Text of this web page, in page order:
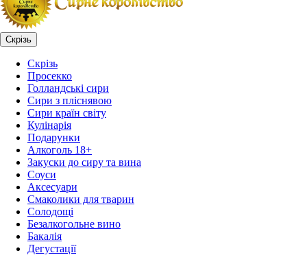
Скрізь
Скрізь
Просекко
Голландські сири
Сири з пліснявою
Сири країн світу
Кулінарія
Подарунки
Алкоголь 18+
Закуски до сиру та вина
Соуси
Аксесуари
Смаколики для тварин
Солодощі
Безалкогольне вино
Бакалія
Дегустації